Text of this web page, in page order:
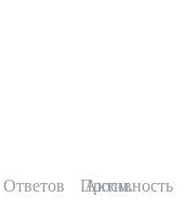
Ответов Просм.
Активность